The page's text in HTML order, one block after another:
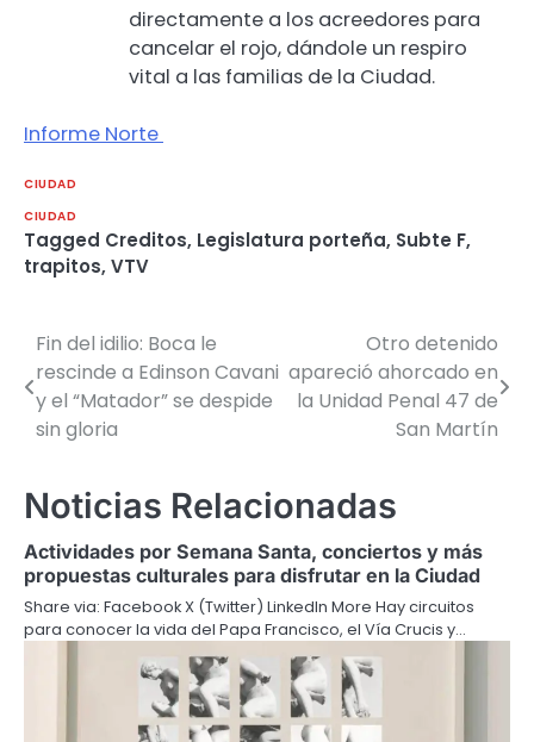
directamente a los acreedores para
cancelar el rojo, dándole un respiro
vital a las familias de la Ciudad.
Informe Norte
CIUDAD
CIUDAD
Tagged Creditos, Legislatura porteña, Subte F,
trapitos, VTV
Navegación
de
entradas
Fin del idilio: Boca le
rescinde a Edinson Cavani
y el “Matador” se despide
sin gloria
Otro detenido
apareció ahorcado en
la Unidad Penal 47 de
San Martín
Noticias Relacionadas
Actividades por Semana Santa, conciertos y más
propuestas culturales para disfrutar en la Ciudad
Share via: Facebook X (Twitter) LinkedIn More Hay circuitos
para conocer la vida del Papa Francisco, el Vía Crucis y…